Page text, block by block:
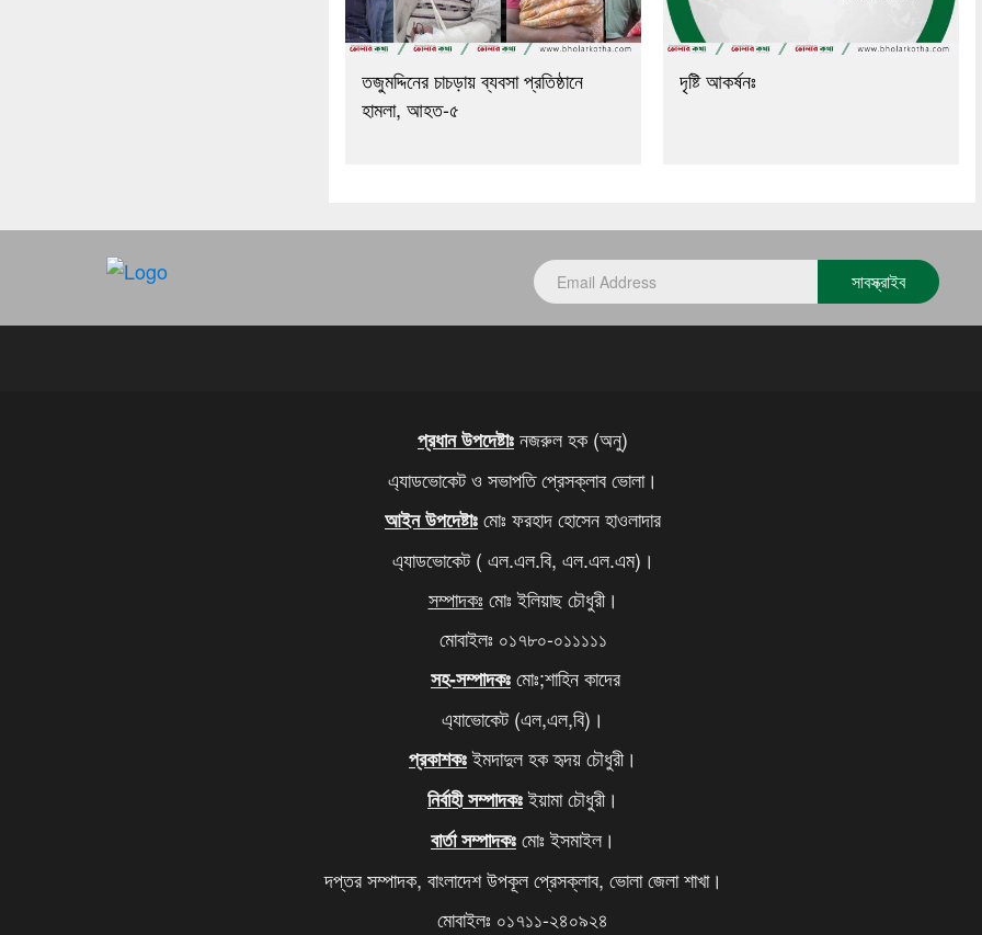
তজুমদ্দিনের চাচড়ায় ব্যবসা প্রতিষ্ঠানে
হামলা, আহত-৫
দৃষ্টি আকর্ষনঃ
সাবস্ক্রাইব
প্রধান উপদেষ্টাঃনজরুল হক (অনু)
এ্যাডভোকেট ও সভাপতি প্রেসক্লাব ভোলা।
আইন উপদেষ্টাঃমোঃ ফরহাদ হোসেন হাওলাদার
এ্যাডভোকেট ( এল.এল.বি, এল.এল.এম)।
সম্পাদকঃ মোঃ ইলিয়াছ চৌধুরী।
মোবাইলঃ ০১৭৮০-০১১১১১
সহ-সম্পাদকঃমোঃ;শাহিন কাদের
এ্যাভোকেট (এল,এল,বি)।
প্রকাশকঃইমদাদুল হক হৃদয় চৌধুরী।
নির্বাহী সম্পাদকঃইয়ামা চৌধুরী।
বার্তা সম্পাদকঃমোঃ ইসমাইল।
দপ্তর সম্পাদক, বাংলাদেশ উপকূল প্রেসক্লাব, ভোলা জেলা শাখা।
মোবাইলঃ ০১৭১১-২৪০৯২৪